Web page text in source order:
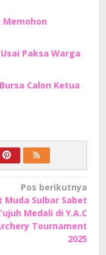
Memohon
Paksa Warga
Calon Ketua
Pos berikutnya
Muda Sulbar Sabet
Medali di Y.A.C
Tournament
2025